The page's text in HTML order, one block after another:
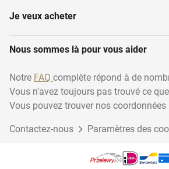
Je veux acheter
Nous sommes là pour vous aider
Notre FAQ complète répond à de
Vous n'avez toujours pas trouvé ce
Vous pouvez trouver nos coordonnées
Contactez-nous Paramètres des